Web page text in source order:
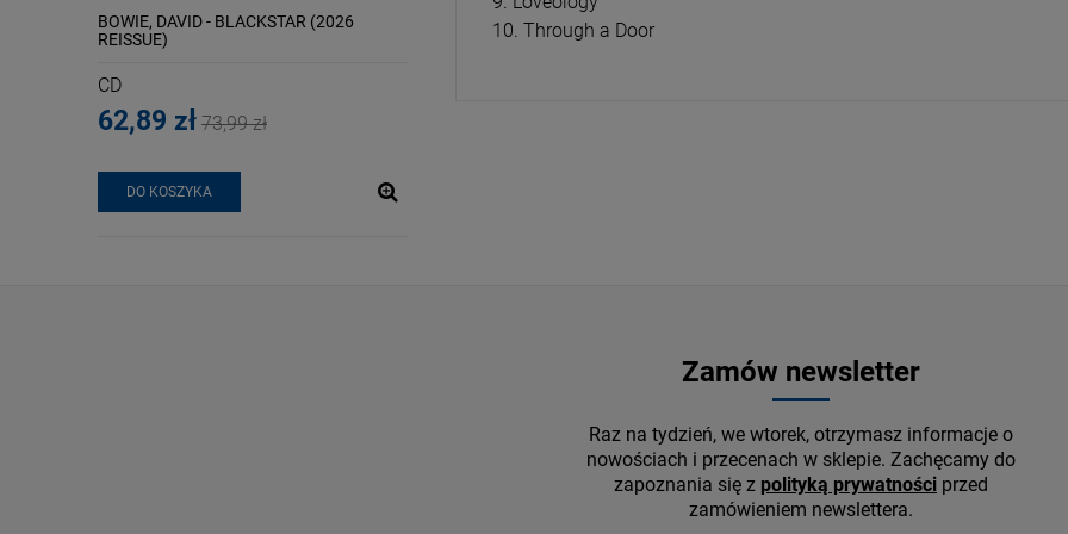
BOWIE, DAVID - BLACKSTAR (2026
REISSUE)
CD
62,89 zł 73,99 zł
DO KOSZYKA
GRANDE, ARIANA - PETAL (PEARLY
WHITE VINYL)10. Through a Door
Zamów newsletter
Raz na tydzień, we wtorek, otrzymasz informacje o
nowościach i przecenach w sklepie. Zachęcamy do
zapoznania się z polityką prywatności przed
zamówieniem newslettera.